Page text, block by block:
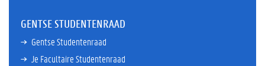
GENTSE STUDENTENRAAD
Gentse Studentenraad
Je Facultaire Studentenraad